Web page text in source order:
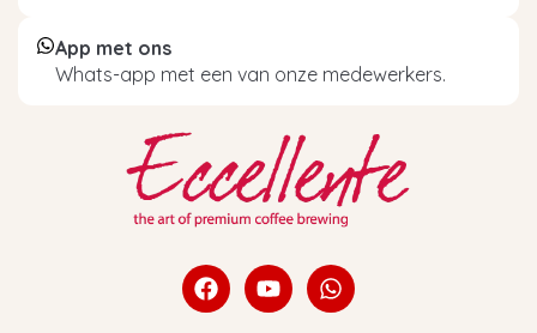
App met ons
Whats-app met een van onze medewerkers.